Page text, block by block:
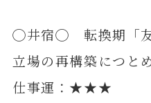
◯井宿◯ 転換期「友
立場の再構築につと
仕事運：★★★